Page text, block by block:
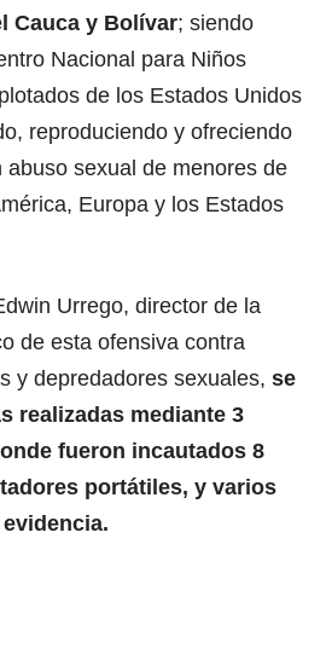
Cauca y Bolívar; siendo
Nacional para Niños
de los Estados Unidos
reproduciendo y ofreciendo
sexual de menores de
Europa y los Estados
Urrego, director de la
de esta ofensiva contra
y depredadores sexuales, se
realizadas mediante 3
fueron incautados 8
portátiles, y varios